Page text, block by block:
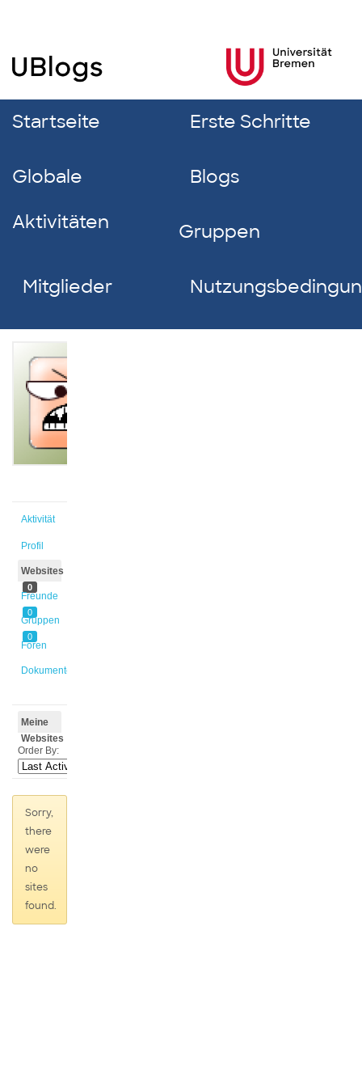
Startseite Erste Schritte
Globale
Aktivitäten
Blogs
Gruppen
Mitglieder
Aktivität
Profil
Websites
0
Freunde
0
Gruppen
0
Foren
Dokumente
Meine
Websites
Order By:
Sorry,
there
were
no
sites
found.